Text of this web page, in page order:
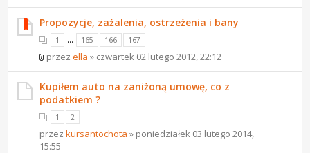
Propozycje, zażalenia, ostrzeżenia i bany
1 ... 165 166 167
przezella » czwartek 02 lutego 2012, 22:12
Kupiłem auto na zaniżoną umowę, co z
podatkiem ?
1 2
przezkursantochota » poniedziałek 03 lutego 2014,
15:55